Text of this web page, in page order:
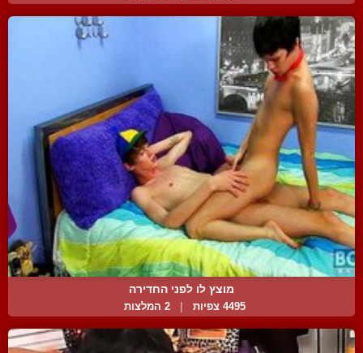
מוצץ לו לפני החדירה
4495 צפיות 2 המלצות